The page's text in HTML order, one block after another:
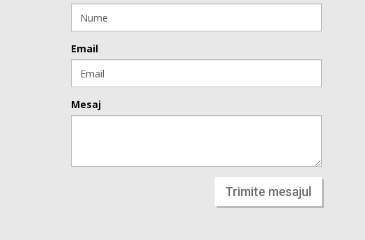
Email
Mesaj
Trimite mesajul